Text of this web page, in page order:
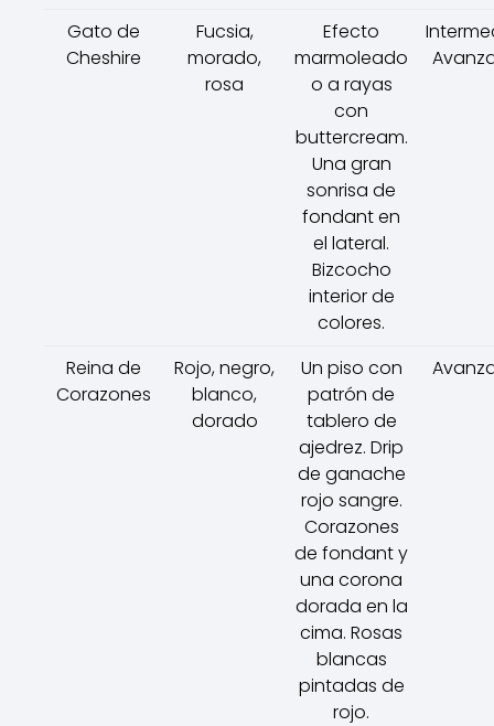
Gato de
Cheshire
Fucsia,
morado,
rosa
Efecto
marmoleado
o a rayas
con
buttercream.
Una gran
sonrisa de
fondant en
el lateral.
Bizcocho
interior de
colores.
Reina de
Corazones
Rojo, negro,
blanco,
dorado
Un piso con
patrón de
tablero de
ajedrez. Drip
de ganache
rojo sangre.
Corazones
de fondant y
una corona
dorada en la
cima. Rosas
blancas
pintadas de
rojo.